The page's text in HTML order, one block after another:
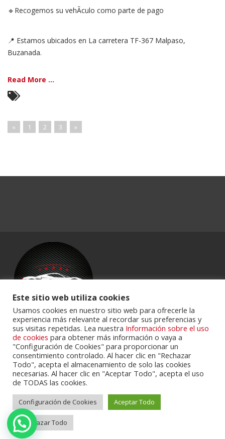
🔹Recogemos su vehÃ­culo como parte de pago
📍 Estamos ubicados en La carretera TF-367 Malpaso,
Buzanada.
Read More ...
« 1 2 3 »
Powered byPortalclub.
Cookie Policy Privacy Policy
Este sitio web utiliza cookies
Usamos cookies en nuestro sitio web para ofrecerle la
experiencia más relevante al recordar sus preferencias y
sus visitas repetidas. Lea nuestra Información sobre el uso
de cookies para obtener más información o vaya a
"Configuración de Cookies" para proporcionar un
consentimiento controlado. Al hacer clic en "Rechazar
Todo", acepta el almacenamiento de solo las cookies
necesarias. Al hacer clic en "Aceptar Todo", acepta el uso
de TODAS las cookies.
Configuración de Cookies Aceptar Todo
Rechazar Todo